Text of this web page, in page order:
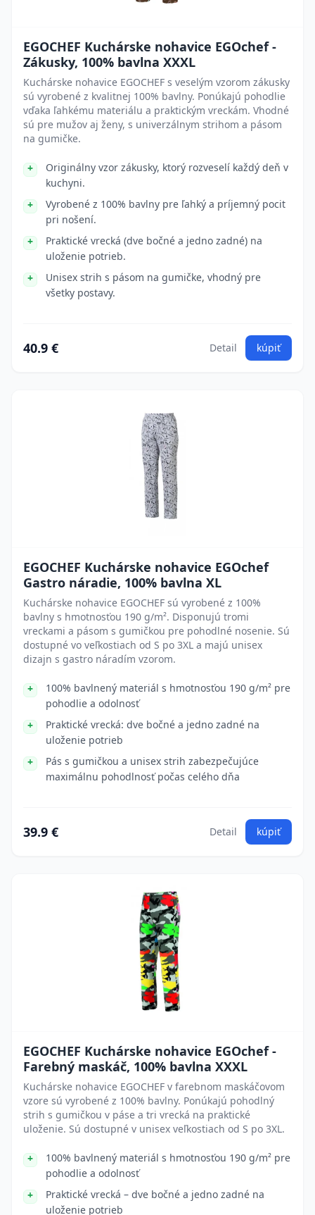
EGOCHEF Kuchárske nohavice EGOchef -
Zákusky, 100% bavlna XXXL
Kuchárske nohavice EGOCHEF s veselým vzorom zákusky
sú vyrobené z kvalitnej 100% bavlny. Ponúkajú pohodlie
vďaka ľahkému materiálu a praktickým vreckám. Vhodné
sú pre mužov aj ženy, s univerzálnym strihom a pásom
na gumičke.
Originálny vzor zákusky, ktorý rozveselí každý deň v
kuchyni.
Vyrobené z 100% bavlny pre ľahký a príjemný pocit
pri nošení.
Praktické vrecká (dve bočné a jedno zadné) na
uloženie potrieb.
Unisex strih s pásom na gumičke, vhodný pre
všetky postavy.
40.9 € Detail kúpiť
EGOCHEF Kuchárske nohavice EGOchef
Gastro náradie, 100% bavlna XL
Kuchárske nohavice EGOCHEF sú vyrobené z 100%
bavlny s hmotnosťou 190 g/m². Disponujú tromi
vreckami a pásom s gumičkou pre pohodlné nosenie. Sú
dostupné vo veľkostiach od S po 3XL a majú unisex
dizajn s gastro náradím vzorom.
100% bavlnený materiál s hmotnosťou 190 g/m² pre
pohodlie a odolnosť
Praktické vrecká: dve bočné a jedno zadné na
uloženie potrieb
Pás s gumičkou a unisex strih zabezpečujúce
maximálnu pohodlnosť počas celého dňa
39.9 € Detail kúpiť
EGOCHEF Kuchárske nohavice EGOchef -
Farebný maskáč, 100% bavlna XXXL
Kuchárske nohavice EGOCHEF v farebnom maskáčovom
vzore sú vyrobené z 100% bavlny. Ponúkajú pohodlný
strih s gumičkou v páse a tri vrecká na praktické
uloženie. Sú dostupné v unisex veľkostiach od S po 3XL.
100% bavlnený materiál s hmotnosťou 190 g/m² pre
pohodlie a odolnosť
Praktické vrecká – dve bočné a jedno zadné na
uloženie potrieb